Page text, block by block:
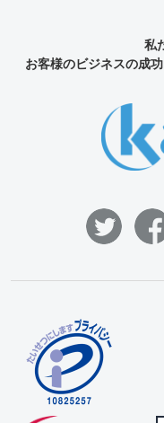
私
お客様のビジネスの成